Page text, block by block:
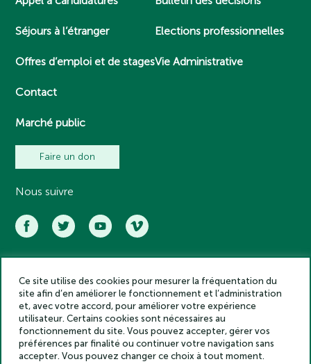
Séjours à l’étranger
Offres d’emploi et de stages
Contact
Marché public
Elections professionnelles
Vie Administrative
Faire un don
Nous suivre
Académie des inscriptions et belles lettres – Tous droits réservés
2025
Politique de confidentialité
Mentions légales
Crédits
Gestion des cookies
Ce site utilise des cookies pour mesurer la fréquentation du
site afin d’en améliorer le fonctionnement et l’administration
et, avec votre accord, pour améliorer votre expérience
utilisateur. Certains cookies sont nécessaires au
fonctionnement du site. Vous pouvez accepter, gérer vos
préférences par finalité ou continuer votre navigation sans
accepter. Vous pouvez changer ce choix à tout moment.